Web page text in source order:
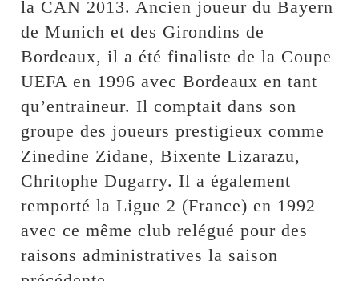
la CAN 2013. Ancien joueur du Bayern
de Munich et des Girondins de
Bordeaux, il a été finaliste de la Coupe
UEFA en 1996 avec Bordeaux en tant
qu’entraineur. Il comptait dans son
groupe des joueurs prestigieux comme
Zinedine Zidane, Bixente Lizarazu,
Chritophe Dugarry. Il a également
remporté la Ligue 2 (France) en 1992
avec ce même club relégué pour des
raisons administratives la saison